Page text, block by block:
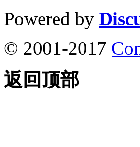
Powered by
© 2001-2017
返回顶部